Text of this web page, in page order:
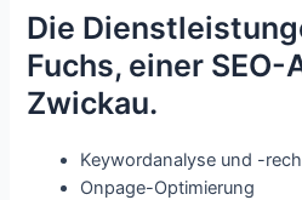
Die
Fuchs, einer
Zwickau.
Keywordanalyse und -
Onpage-Optimierung